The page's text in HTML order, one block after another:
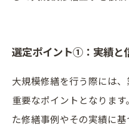
選定ポイント①：実績と
大規模修繕を行う際には
重要なポイントとなりま
た修繕事例やその実績に基